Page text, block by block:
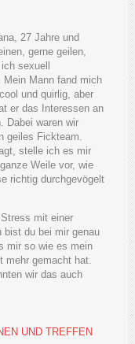
27 Jahre und
gerne geilen,
sexuell
Mein Mann fand mich
und quirlig, aber
er das Interessen an
Dabei waren wir
geiles Fickteam.
stelle ich es mir
Weile vor, wie
richtig durchgevögelt
mit einer
bist du bei mir genau
mir so wie es mein
mehr gemacht hat.
wir das auch
UND TREFFEN